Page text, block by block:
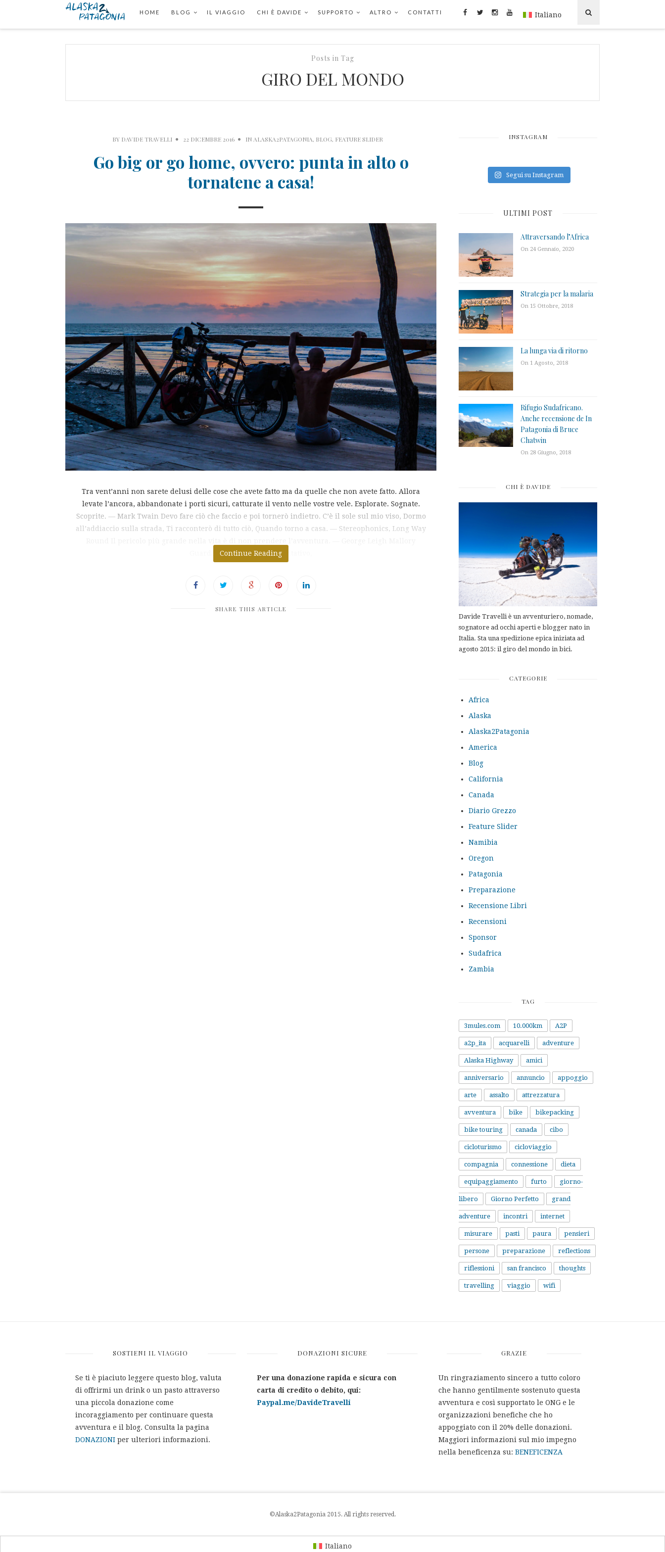
HOME BLOG IL VIAGGIO CHI È DAVIDE SUPPORTO ALTRO CONTATTI Italiano
Posts in Tag
GIRO DEL MONDO
BY DAVIDE TRAVELLI 22 DICEMBRE 2016 IN ALASKA2PATAGONIA, BLOG, FEATURE SLIDER
Go big or go home, ovvero: punta in alto o
tornatene a casa!
Tra vent’anni non sarete delusi delle cose che avete fatto ma da quelle che non avete fatto. Allora
levate l’ancora, abbandonate i porti sicuri, catturate il vento nelle vostre vele. Esplorate. Sognate.
Scoprite. ― Mark Twain Devo fare ciò che faccio e poi tornerò indietro. C’è il sole sul mio viso, Dormo
all’addiaccio sulla strada, Ti racconterò di tutto ciò, Quando torno a casa. ― Stereophonics, Long Way
Guarda, se avessi un solo tentativo,
Continue Reading
SHARE THIS ARTICLE
INSTAGRAM
Segui su Instagram
ULTIMI POST
Attraversando l’Africa
On 24 Gennaio, 2020
Strategia per la malaria
On 15 Ottobre, 2018
La lunga via di ritorno
On 1 Agosto, 2018
Rifugio Sudafricano.
Anche recensione de In
Patagonia di Bruce
Chatwin
On 28 Giugno, 2018
CHI È DAVIDE
Davide Travelli è un avventuriero, nomade,
sognatore ad occhi aperti e blogger nato in
Italia. Sta una spedizione epica iniziata ad
agosto 2015: il giro del mondo in bici.
CATEGORIE
Africa
Alaska
Alaska2Patagonia
America
Blog
California
Canada
Diario Grezzo
Feature Slider
Namibia
Oregon
Patagonia
Preparazione
Recensione Libri
Recensioni
Sponsor
Sudafrica
Zambia
TAG
3mules.com 10.000km A2P
a2p_ita acquarelli adventure
Alaska Highway amici
anniversario annuncio appoggio
arte assalto attrezzatura
avventura bike bikepacking
bike touring canada cibo
cicloturismo cicloviaggio
compagnia connessione dieta
equipaggiamento furto giorno-
libero Giorno Perfetto grand
adventure incontri internet
misurare pasti paura pensieri
persone preparazione reflections
riflessioni san francisco thoughts
travelling viaggio wifi
SOSTIENI IL VIAGGIO
Se ti è piaciuto leggere questo blog, valuta
di offrirmi un drink o un pasto attraverso
una piccola donazione come
incoraggiamento per continuare questa
avventura e il blog. Consulta la pagina
DONAZIONI per ulteriori informazioni.
DONAZIONI SICURE
Per una donazione rapida e sicura con
carta di credito o debito, qui:
Paypal.me/DavideTravelli
GRAZIE
Un ringraziamento sincero a tutto coloro
che hanno gentilmente sostenuto questa
avventura e così supportato le ONG e le
organizzazioni benefiche che ho
appoggiato con il 20% delle donazioni.
Maggiori informazioni sul mio impegno
nella beneficenza su:BENEFICENZA
©Alaska2Patagonia 2015. All rights reserved.
Italiano